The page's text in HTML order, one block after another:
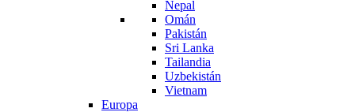
Nepal
Omán
Pakistán
Sri Lanka
Tailandia
Uzbekistán
Vietnam
Europa